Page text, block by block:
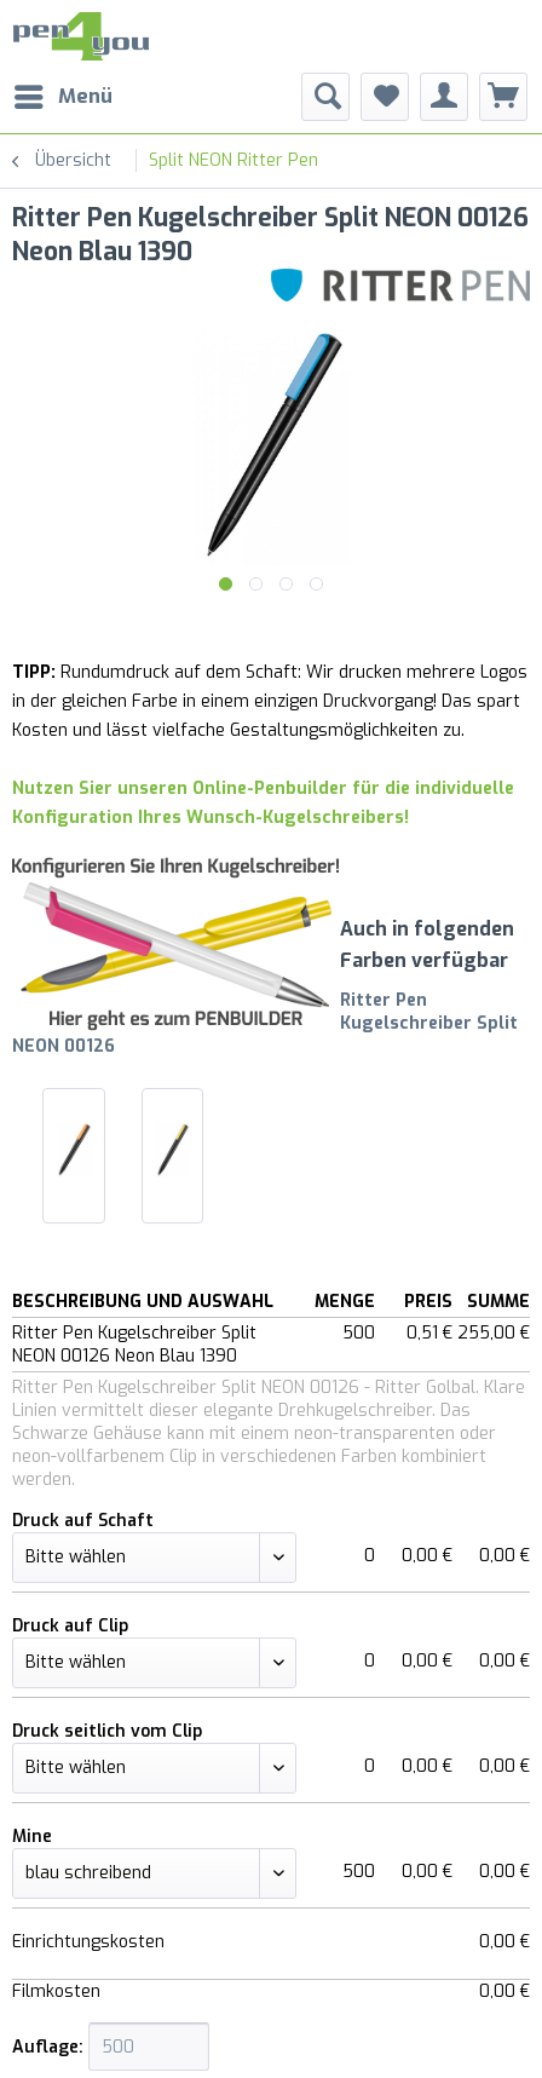
Menü
Übersicht Split NEON Ritter Pen
Ritter Pen Kugelschreiber Split NEON 00126
Neon Blau 1390
TIPP: Rundumdruck auf dem Schaft: Wir drucken mehrere Logos
in der gleichen Farbe in einem einzigen Druckvorgang! Das spart
Kosten und lässt vielfache Gestaltungsmöglichkeiten zu.
Nutzen Sier unseren Online-Penbuilder für die individuelle
Konfiguration Ihres Wunsch-Kugelschreibers!
Auch in folgenden
Farben verfügbar
Ritter Pen
Kugelschreiber Split
NEON 00126
BESCHREIBUNG UND AUSWAHL MENGE PREIS
SUMME
Ritter Pen Kugelschreiber Split
NEON 00126 Neon Blau 1390
500 0,51 € 255,00 €
Ritter Pen Kugelschreiber Split NEON 00126 - Ritter Golbal. Klare
Linien vermittelt dieser elegante Drehkugelschreiber. Das
Schwarze Gehäuse kann mit einem neon-transparenten oder
neon-vollfarbenem Clip in verschiedenen Farben kombiniert
werden.
Druck auf Schaft
0
0,00 € 0,00 €
Druck auf Clip
0
0,00 € 0,00 €
Druck seitlich vom Clip
0
0,00 € 0,00 €
Mine
500
0,00 € 0,00 €
Einrichtungskosten 0,00 €
Filmkosten 0,00 €
Auflage: